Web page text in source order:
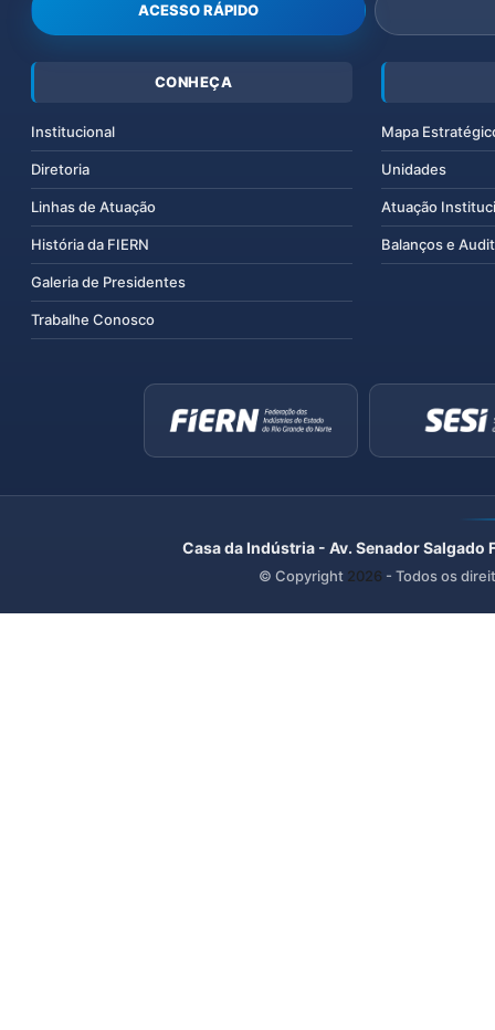
ACESSO RÁPIDO
CONHEÇA
Institucional
Diretoria
Linhas de Atuação
História da FIERN
Galeria de Presidentes
Trabalhe Conosco
Mapa
Unidades
Atuação
Balanços e
Casa da Indústria - Av. Senador
© Copyright 2026 - Todos os